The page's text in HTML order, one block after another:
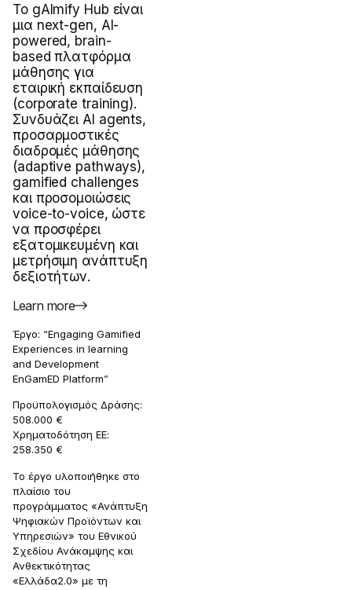
Το gAImify Hub είναι
μια next-gen, AI-
powered, brain-
based πλατφόρμα
μάθησης για
εταιρική εκπαίδευση
(corporate training).
Συνδυάζει AI agents,
προσαρμοστικές
διαδρομές μάθησης
(adaptive pathways),
gamified challenges
και προσομοιώσεις
voice-to-voice, ώστε
να προσφέρει
εξατομικευμένη και
μετρήσιμη ανάπτυξη
δεξιοτήτων.
Learn more
Έργο: “Engaging Gamified
Experiences in learning
and Development
EnGamED Platform”
Προϋπολογισμός Δράσης:
508.000 €
Χρηματοδότηση ΕΕ:
258.350 €
Το έργο υλοποιήθηκε στο
πλαίσιο του
προγράμματος «Ανάπτυξη
Ψηφιακών Προϊόντων και
Υπηρεσιών» του Εθνικού
Σχεδίου Ανάκαμψης και
Ανθεκτικότητας
«Ελλάδα2.0» με τη